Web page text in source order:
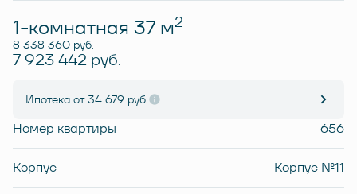
1-комнатная 37 м2
8 338 360 руб.
7 923 442 руб.
Ипотека от 34 679 руб.
Номер квартиры 656
Корпус Корпус №11